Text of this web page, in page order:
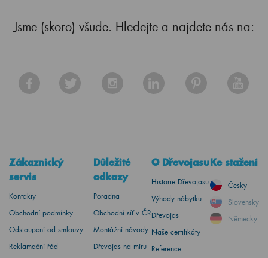
Jsme (skoro) všude. Hledejte a najdete nás na:
Zákaznický
servis
Kontakty
Obchodní podmínky
Odstoupení od smlouvy
Reklamační řád
Důležité
odkazy
Poradna
Obchodní síť v ČR
Montážní návody
Dřevojas na míru
O Dřevojasu
Historie Dřevojasu
Výhody nábytku
Dřevojas
Naše certifikáty
Reference
Ke stažení
Česky
Slovensky
Německy